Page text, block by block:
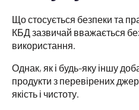
Що стосується безпеки та
КБД зазвичай вважається
використання.
Однак, як і будь-яку іншу
продукти з перевірених
якість і чистоту.